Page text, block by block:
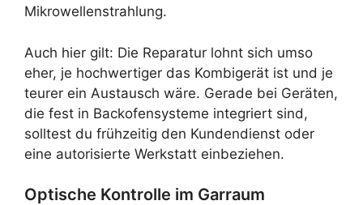
Mikrowellenstrahlung.
Auch hier gilt: Die Reparatur lohnt sich umso
eher, je hochwertiger das Kombigerät ist und je
teurer ein Austausch wäre. Gerade bei Geräten,
die fest in Backofensysteme integriert sind,
solltest du frühzeitig den Kundendienst oder
eine autorisierte Werkstatt einbeziehen.
Optische Kontrolle im Garraum